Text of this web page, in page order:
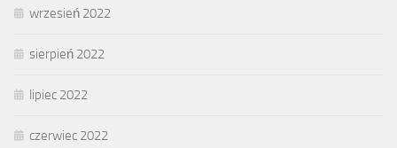
wrzesień 2022
sierpień 2022
lipiec 2022
czerwiec 2022